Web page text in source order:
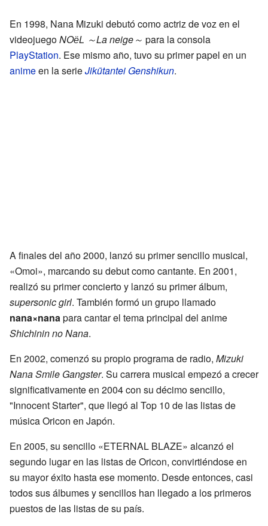
En 1998, Nana Mizuki debutó como actriz de voz en el
videojuegoNOёL ～La neige～ para la consola
PlayStation. Ese mismo año, tuvo su primer papel en un
animeen la serieJikūtantei Genshikun.
A finales del año 2000, lanzó su primer sencillo musical,
«Omoi», marcando su debut como cantante. En 2001,
realizó su primer concierto y lanzó su primer álbum,
supersonic girl. También formó un grupo llamado
nana×nanapara cantar el tema principal del anime
Shichinin no Nana.
En 2002, comenzó su propio programa de radio, Mizuki
Nana Smile Gangster. Su carrera musical empezó a crecer
significativamente en 2004 con su décimo sencillo,
"Innocent Starter", que llegó al Top 10 de las listas de
música Oricon en Japón.
En 2005, su sencillo «ETERNAL BLAZE» alcanzó el
segundo lugar en las listas de Oricon, convirtiéndose en
su mayor éxito hasta ese momento. Desde entonces, casi
todos sus álbumes y sencillos han llegado a los primeros
puestos de las listas de su país.